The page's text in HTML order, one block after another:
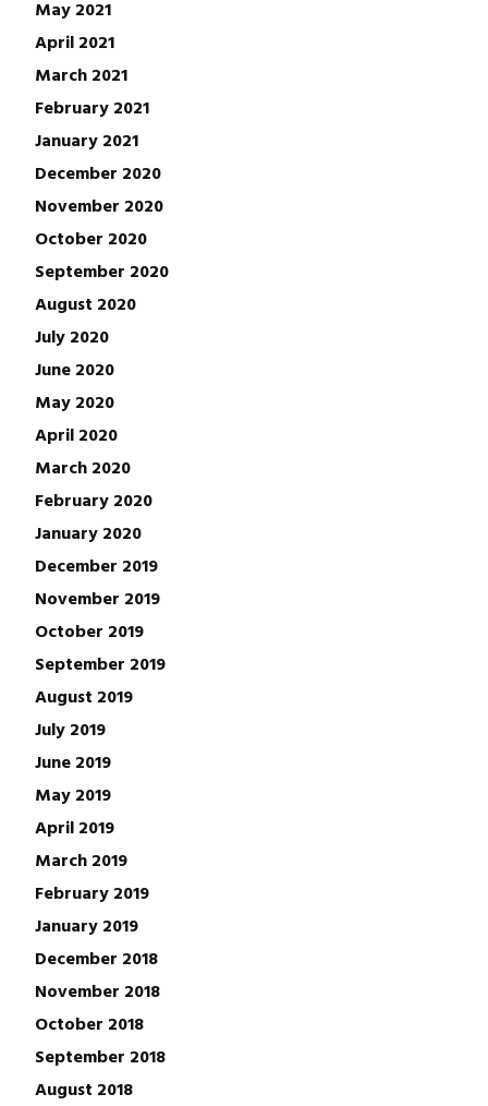
May 2021
April 2021
March 2021
February 2021
January 2021
December 2020
November 2020
October 2020
September 2020
August 2020
July 2020
June 2020
May 2020
April 2020
March 2020
February 2020
January 2020
December 2019
November 2019
October 2019
September 2019
August 2019
July 2019
June 2019
May 2019
April 2019
March 2019
February 2019
January 2019
December 2018
November 2018
October 2018
September 2018
August 2018